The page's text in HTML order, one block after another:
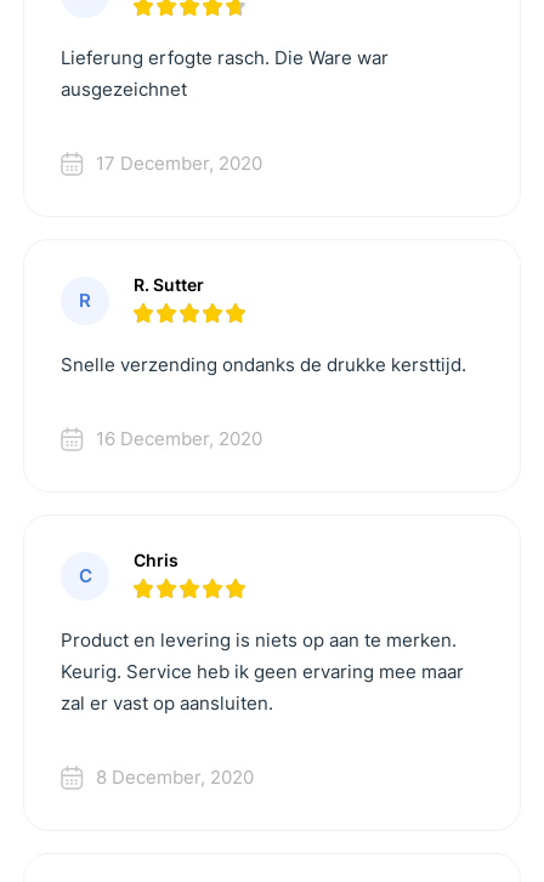
Lieferung erfogte rasch. Die Ware war
ausgezeichnet
17 December, 2020
R
R. Sutter
Snelle verzending ondanks de drukke kersttijd.
16 December, 2020
C
Chris
Product en levering is niets op aan te merken.
Keurig. Service heb ik geen ervaring mee maar
zal er vast op aansluiten.
8 December, 2020